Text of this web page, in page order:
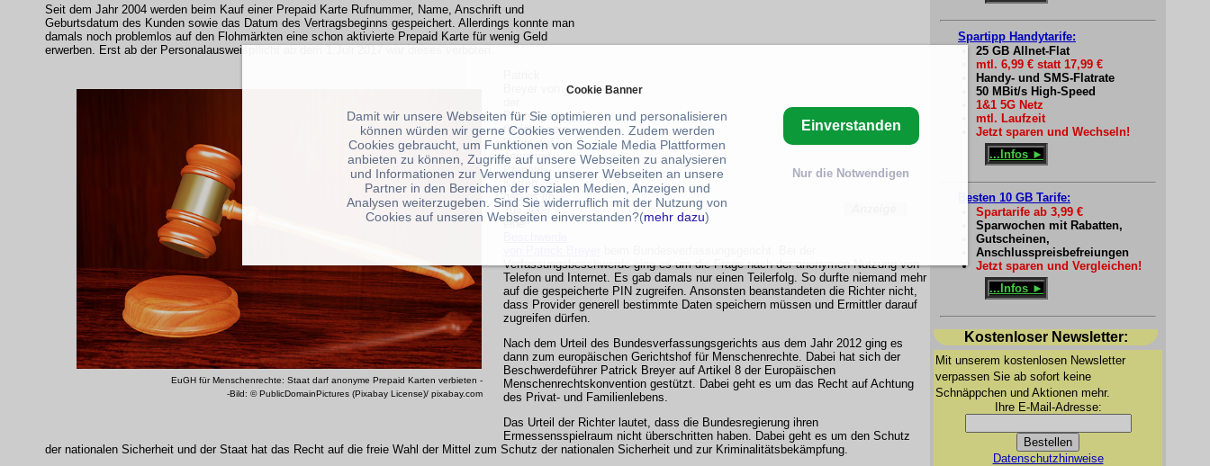
Seit dem Jahr 2004 werden beim Kauf einer Prepaid Karte Rufnummer, Name, Anschrift und
Geburtsdatum des Kunden sowie das Datum des Vertragsbeginns gespeichert. Allerdings konnte man
damals noch problemlos auf den Flohmärkten eine schon aktivierte Prepaid Karte für wenig Geld
erwerben. Erst ab der Personalausweispflicht ab dem 1.Juli 2017 war dieses verboten.
EuGH für Menschenrechte: Staat darf anonyme Prepaid Karten verbieten -
-Bild: © PublicDomainPictures (Pixabay License)/ pixabay.com
Piratenpartei
forderte sein
Recht auf
anonyme
Prepaid-
Karten. So
gab es im
Juli 2005
eine
Verfassungsbeschwerde ging es um die Frage nach der anonymen Nutzung von
Telefon und Internet. Es gab damals nur einen Teilerfolg. So durfte niemand mehr
auf die gespeicherte PIN zugreifen. Ansonsten beanstandeten die Richter nicht,
dass Provider generell bestimmte Daten speichern müssen und Ermittler darauf
zugreifen dürfen.
Nach dem Urteil des Bundesverfassungsgerichts aus dem Jahr 2012 ging es
dann zum europäischen Gerichtshof für Menschenrechte. Dabei hat sich der
Beschwerdeführer Patrick Breyer auf Artikel 8 der Europäischen
Menschenrechtskonvention gestützt. Dabei geht es um das Recht auf Achtung
des Privat- und Familienlebens.
Das Urteil der Richter lautet, dass die Bundesregierung ihren
Ermessensspielraum nicht überschritten haben. Dabei geht es um den Schutz
der nationalen Sicherheit und der Staat hat das Recht auf die freie Wahl der Mittel zum Schutz der nationalen Sicherheit und zur Kriminalitätsbekämpfung.
Spartipp Handytarife:
25 GB Allnet-Flat
mtl. 6,99 € statt 17,99 €
Handy- und SMS-Flatrate
50 MBit/s High-Speed
1&1 5G Netz
mtl. Laufzeit
Jetzt sparen und Wechseln!
...Infos ►
Besten 10 GB Tarife:
Spartarife ab 3,99 €
Sparwochen mit Rabatten,
Gutscheinen,
Anschlusspreisbefreiungen
Jetzt sparen und Vergleichen!
...Infos ►
Kostenloser Newsletter:
Mit unserem kostenlosen Newsletter
verpassen Sie ab sofort keine
Schnäppchen und Aktionen mehr.
Ihre E-Mail-Adresse:
Datenschutzhinweise
Cookie Banner
Damit wir unsere Webseiten für Sie optimieren und personalisieren
können würden wir gerne Cookies verwenden. Zudem werden
Cookies gebraucht, um Funktionen von Soziale Media Plattformen
anbieten zu können, Zugriffe auf unsere Webseiten zu analysieren
und Informationen zur Verwendung unserer Webseiten an unsere
Partner in den Bereichen der sozialen Medien, Anzeigen und
Analysen weiterzugeben. Sind Sie widerruflich mit der Nutzung von
Cookies auf unseren Webseiten einverstanden?(mehr dazu)
Einverstanden
Nur die Notwendigen